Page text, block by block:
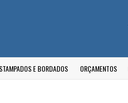
E BORDADOS ORÇAMENTOS